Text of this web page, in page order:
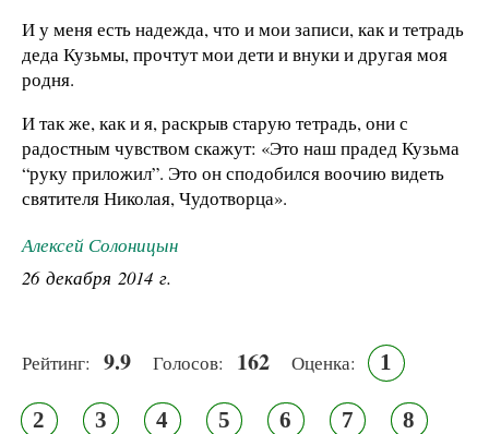
И у меня есть надежда, что и мои записи, как и тетрадь
деда Кузьмы, прочтут мои дети и внуки и другая моя
родня.
И так же, как и я, раскрыв старую тетрадь, они с
радостным чувством скажут: «Это наш прадед Кузьма
“руку приложил”. Это он сподобился воочию видеть
святителя Николая, Чудотворца».
Алексей Солоницын
26 декабря 2014 г.
Рейтинг: 9.9 Голосов: 162 Оценка: 1
2 3 4 5 6 7 8